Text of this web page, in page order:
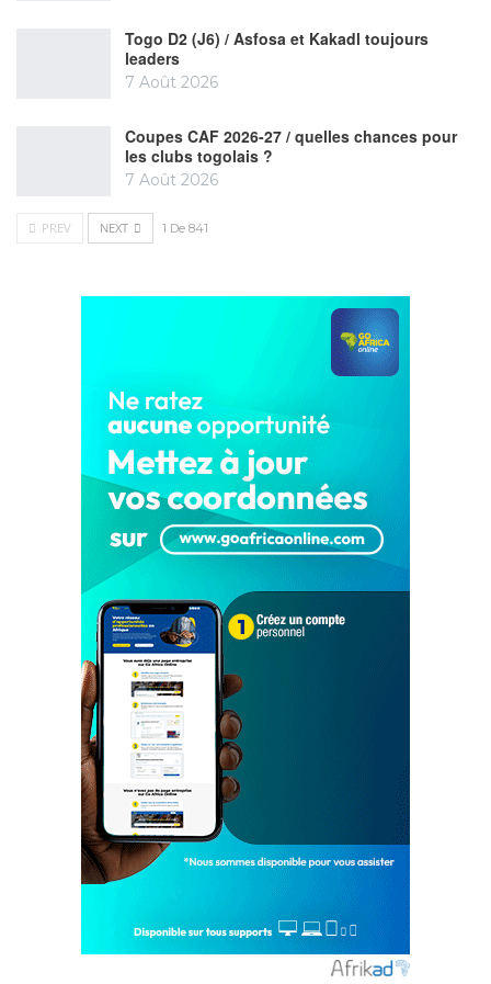
Togo D2 (J6) / Asfosa et Kakadl toujours
leaders
7 Août 2026
Coupes CAF 2026-27 / quelles chances pour
les clubs togolais ?
7 Août 2026
PREV NEXT 1 De 841